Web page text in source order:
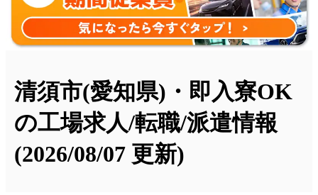
清須市(愛知県)・即入寮OK
の工場求人/転職/派遣情報
(2026/08/07 更新)